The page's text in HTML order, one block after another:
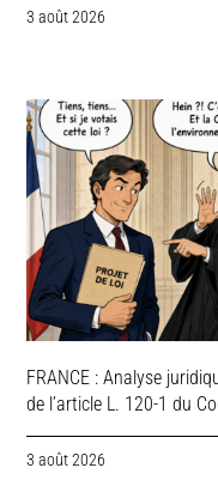
3 août 2026
FRANCE : Analyse
de l’article L. 120-1 du
3 août 2026